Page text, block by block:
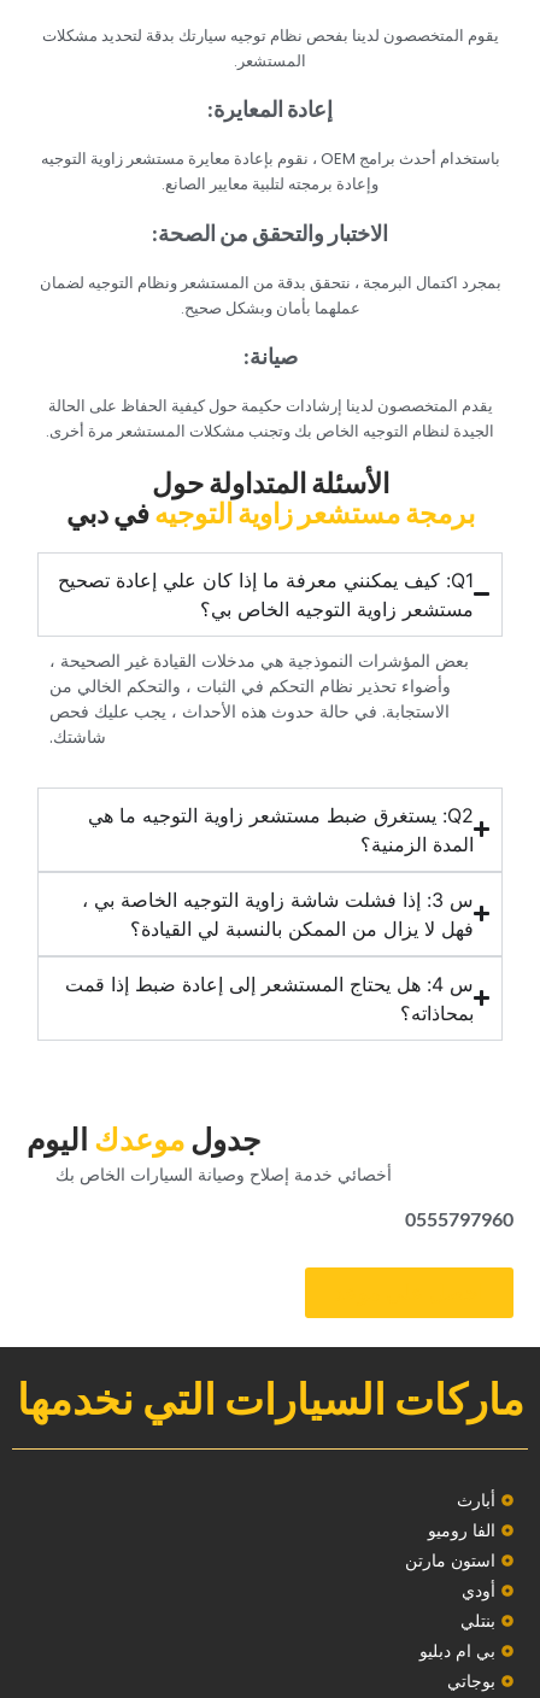
‏يقوم المتخصصون لدينا بفحص نظام توجيه سيارتك بدقة لتحديد مشكلات
المستشعر.‏
‏إعادة المعايرة:‏
‏باستخدام أحدث برامج OEM ، نقوم بإعادة معايرة مستشعر زاوية التوجيه
وإعادة برمجته لتلبية معايير الصانع.‏
‏الاختبار والتحقق من الصحة:‏
‏بمجرد اكتمال البرمجة ، نتحقق بدقة من المستشعر ونظام التوجيه لضمان
عملهما بأمان وبشكل صحيح.‏
‏صيانة:‏
‏يقدم المتخصصون لدينا إرشادات حكيمة حول كيفية الحفاظ على الحالة
الجيدة لنظام التوجيه الخاص بك وتجنب مشكلات المستشعر مرة أخرى.‏
‏الأسئلة المتداولة حول‏
‏برمجة مستشعر زاوية التوجيه‏‏في دبي‏
‏Q1: كيف يمكنني معرفة ما إذا كان علي إعادة تصحيح
مستشعر زاوية التوجيه الخاص بي؟‏
‏بعض المؤشرات النموذجية هي مدخلات القيادة غير الصحيحة ،
وأضواء تحذير نظام التحكم في الثبات ، والتحكم الخالي من
الاستجابة. في حالة حدوث هذه الأحداث ، يجب عليك فحص
شاشتك.‏
‏Q2: يستغرق ضبط مستشعر زاوية التوجيه ما هي
المدة الزمنية؟‏
‏س 3: إذا فشلت شاشة زاوية التوجيه الخاصة بي ،
فهل لا يزال من الممكن بالنسبة لي القيادة؟‏
‏س 4: هل يحتاج المستشعر إلى إعادة ضبط إذا قمت
بمحاذاته؟‏
‏جدول‏‏موعدك‏ ‏اليوم‏
‏أخصائي خدمة إصلاح وصيانة السيارات الخاص بك‏
0555797960
ماركات السيارات التي نخدمها
‏أبارث‏
الفا روميو
استون مارتن
أودي
بنتلي
بي ام دبليو
بوجاتي